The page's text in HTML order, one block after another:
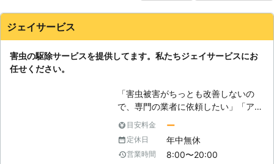
ジェイサービス
害虫の駆除サービスを提供してます。私たちジェイサービスにお
任せください。
「害虫被害がちっとも改善しないの
で、専門の業者に依頼したい」「アフ
ターケアもしっかりとした業者がい
い」「迅速に対応してほしい」など。
このようなことでお困り、お悩みのお
客様はおりませんか。私たちジェイサ
目安料金 ー
定休日 年中無休
営業時間 8:00〜20:00